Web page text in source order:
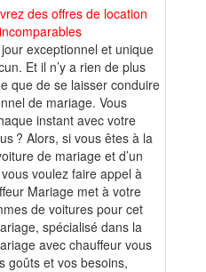
des offres de location
exceptionnel et unique
Et il n’y a rien de plus
que de se laisser conduire
de mariage. Vous
instant avec votre
? Alors, si vous êtes à la
de mariage et d’un
voulez faire appel à
Mariage met à votre
de voitures pour cet
spécialisé dans la
avec chauffeur vous
goûts et vos besoins,